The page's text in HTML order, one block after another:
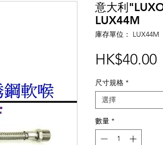
意大利
LUX44M
庫存單位： LUX44M
HK$40.00價
尺寸規格 *
選擇
數量 *